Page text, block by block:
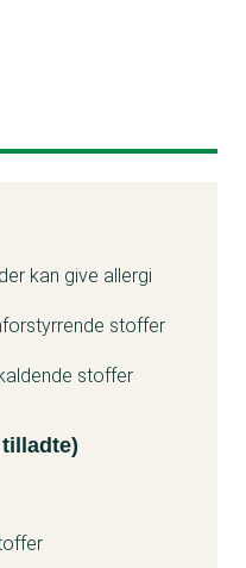
kan give allergi
stoffer
stoffer